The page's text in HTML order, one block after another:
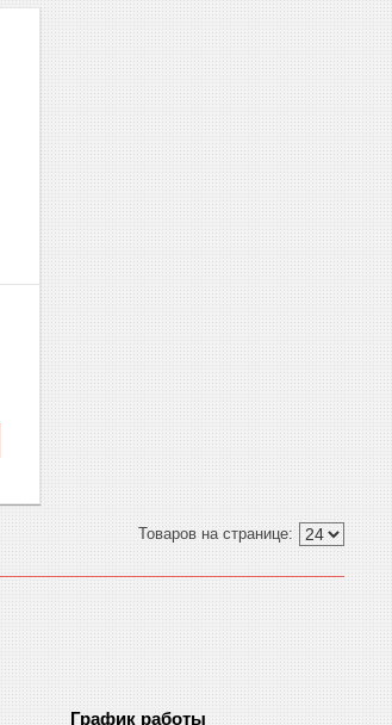
График работы